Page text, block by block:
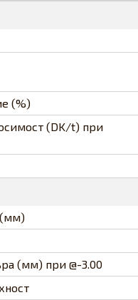
(%)
(DK/t) при
(мм)
(мм) при @-3.00